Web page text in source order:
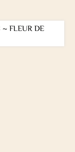
~ FLEUR DE